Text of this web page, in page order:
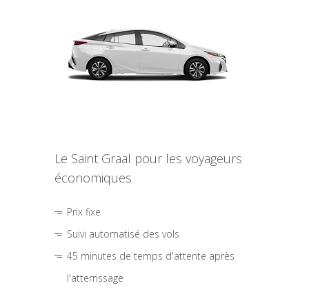
Le Saint Graal pour les voyageurs
économiques
Prix fixe
Suivi automatisé des vols
45 minutes de temps d'attente après
l'atterrissage